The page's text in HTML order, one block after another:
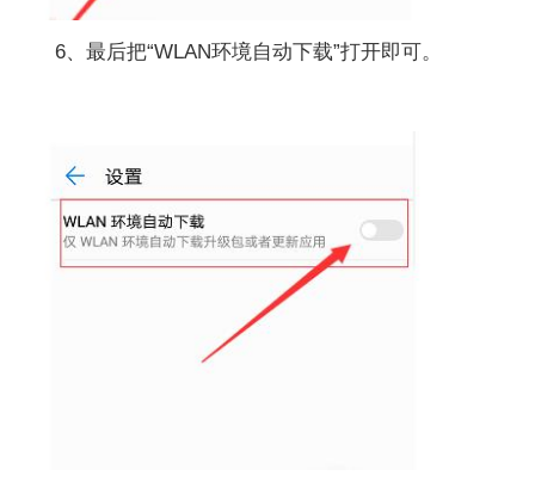
6、最后把“WLAN环境自动下载”打开即可。